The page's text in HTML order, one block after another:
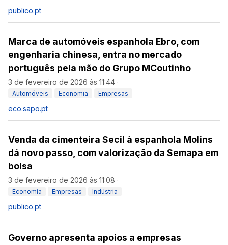
publico.pt
Marca de automóveis espanhola Ebro, com
engenharia chinesa, entra no mercado
português pela mão do Grupo MCoutinho
3 de fevereiro de 2026 às 11:44 ·
Automóveis Economia Empresas
eco.sapo.pt
Venda da cimenteira Secil à espanhola Molins
dá novo passo, com valorização da Semapa em
bolsa
3 de fevereiro de 2026 às 11:08 ·
Economia Empresas Indústria
publico.pt
Governo apresenta apoios a empresas